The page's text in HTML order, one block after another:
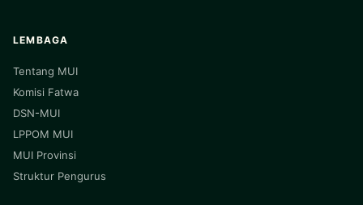
LEMBAGA
Tentang MUI
Komisi Fatwa
DSN-MUI
LPPOM MUI
MUI Provinsi
Struktur Pengurus